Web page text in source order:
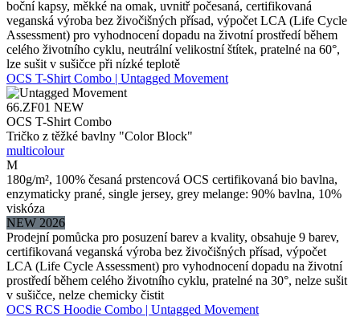
boční kapsy, měkké na omak, uvnitř počesaná, certifikovaná
veganská výroba bez živočišných přísad, výpočet LCA (Life Cycle
Assessment) pro vyhodnocení dopadu na životní prostředí během
celého životního cyklu, neutrální velikostní štítek, pratelné na 60°,
lze sušit v sušičce při nízké teplotě
OCS T-Shirt Combo | Untagged Movement
66.ZF01 NEW
OCS T-Shirt Combo
Tričko z těžké bavlny "Color Block"
multicolour
M
180g/m², 100% česaná prstencová OCS certifikovaná bio bavlna,
enzymaticky prané, single jersey, grey melange: 90% bavlna, 10%
viskóza
NEW 2026
Prodejní pomůcka pro posuzení barev a kvality, obsahuje 9 barev,
certifikovaná veganská výroba bez živočišných přísad, výpočet
LCA (Life Cycle Assessment) pro vyhodnocení dopadu na životní
prostředí během celého životního cyklu, pratelné na 30°, nelze sušit
v sušičce, nelze chemicky čistit
OCS RCS Hoodie Combo | Untagged Movement